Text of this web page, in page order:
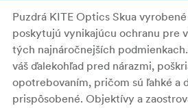
Puzdrá KITE Optics Skua
poskytujú vynikajúcu ochranu pre
tých najnáročnejších
váš ďalekohľad pred nárazmi,
opotrebovaním, pričom sú ľahké a
prispôsobené. Objektívy a